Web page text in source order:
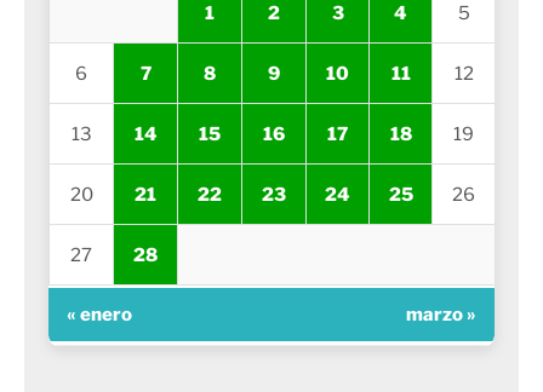
1 2 3 4 5
6 7 8 9 10 11 12
13 14 15 16 17 18 19
20 21 22 23 24 25 26
27 28
« enero marzo »